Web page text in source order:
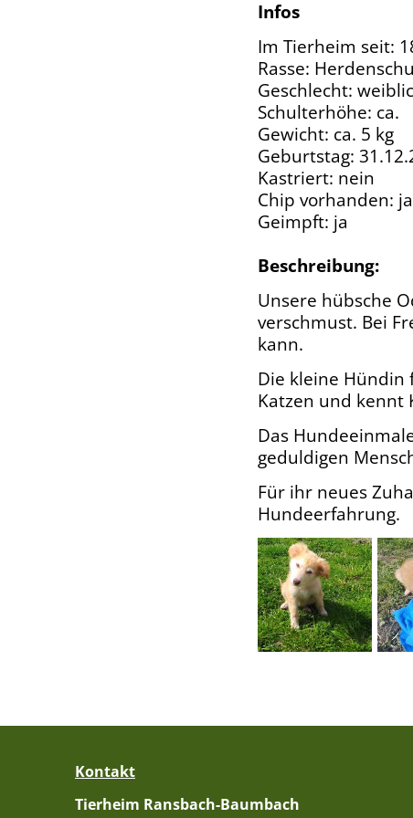
Infos
Im Tierheim seit:
Rasse:
Geschlecht:
Schulterhöhe: ca.
Gewicht: ca. 5 kg
Geburtstag:
Kastriert: nein
Chip vorhanden: ja
Geimpft: ja
Beschreibung:
Unsere hübsche
verschmust. Bei
kann.
Die kleine Hündin
Katzen und kennt
Das
geduldigen
Für ihr neues
Hundeerfahrung.
Kontakt
Tierheim Ransbach-Baumbach